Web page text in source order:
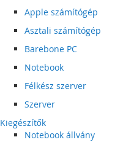
Apple számítógép
Asztali számítógép
Barebone PC
Notebook
Félkész szerver
Szerver
Kiegészítők
Notebook állvány